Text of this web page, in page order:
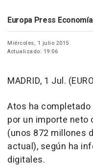
Europa Press
Miércoles, 1 julio 2015
Actualizado: 19:06
MADRID, 1 Jul.
Atos ha
por un importe neto
(unos 872 millones
actual), según ha
digitales.